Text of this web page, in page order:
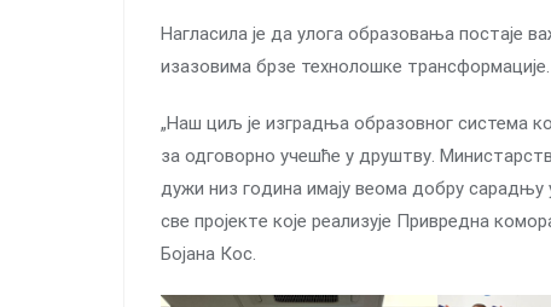
Нагласила је да улога образовања постаје
изазовима брзе технолошке трансформације.
„Наш циљ је изградња образовног система
за одговорно учешће у друштву.
дужи низ гoдинa имajу вeoмa дoбру
свe прojeктe кoje рeaлизуje Приврeднa
Бојана Кос.